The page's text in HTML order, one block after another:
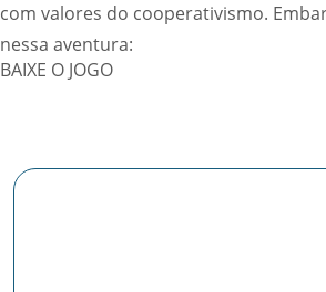
com valores do cooperativismo.
nessa aventura:
BAIXE O JOGO